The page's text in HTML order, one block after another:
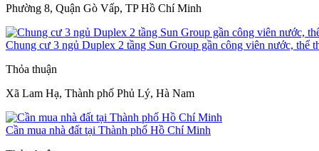
Phường 8, Quận Gò Vấp, TP Hồ Chí Minh
Chung cư 3 ngủ Duplex 2 tầng Sun Group gần công viên nước, thể
Thỏa thuận
Xã Lam Hạ, Thành phố Phủ Lý, Hà Nam
Cần mua nhà đất tại Thành phố Hồ Chí Minh